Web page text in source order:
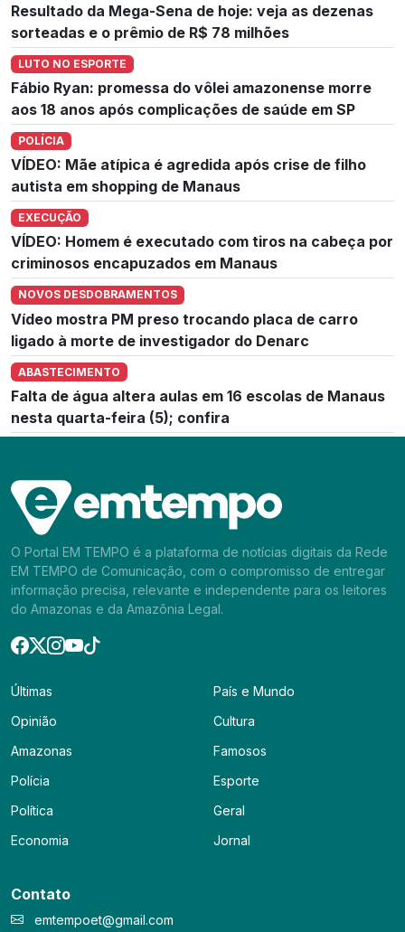
Resultado da Mega-Sena de hoje: veja as dezenas
sorteadas e o prêmio de R$ 78 milhões
LUTO NO ESPORTE
Fábio Ryan: promessa do vôlei amazonense morre
aos 18 anos após complicações de saúde em SP
POLÍCIA
VÍDEO: Mãe atípica é agredida após crise de filho
autista em shopping de Manaus
EXECUÇÃO
VÍDEO: Homem é executado com tiros na cabeça por
criminosos encapuzados em Manaus
NOVOS DESDOBRAMENTOS
Vídeo mostra PM preso trocando placa de carro
ligado à morte de investigador do Denarc
ABASTECIMENTO
Falta de água altera aulas em 16 escolas de Manaus
nesta quarta-feira (5); confira
O Portal EM TEMPO é a plataforma de notícias digitais da Rede
EM TEMPO de Comunicação, com o compromisso de entregar
informação precisa, relevante e independente para os leitores
do Amazonas e da Amazônia Legal.
Últimas
Opinião
Amazonas
Polícia
Política
Economia
País e Mundo
Cultura
Famosos
Esporte
Geral
Jornal
Contato
emtempoet@gmail.com